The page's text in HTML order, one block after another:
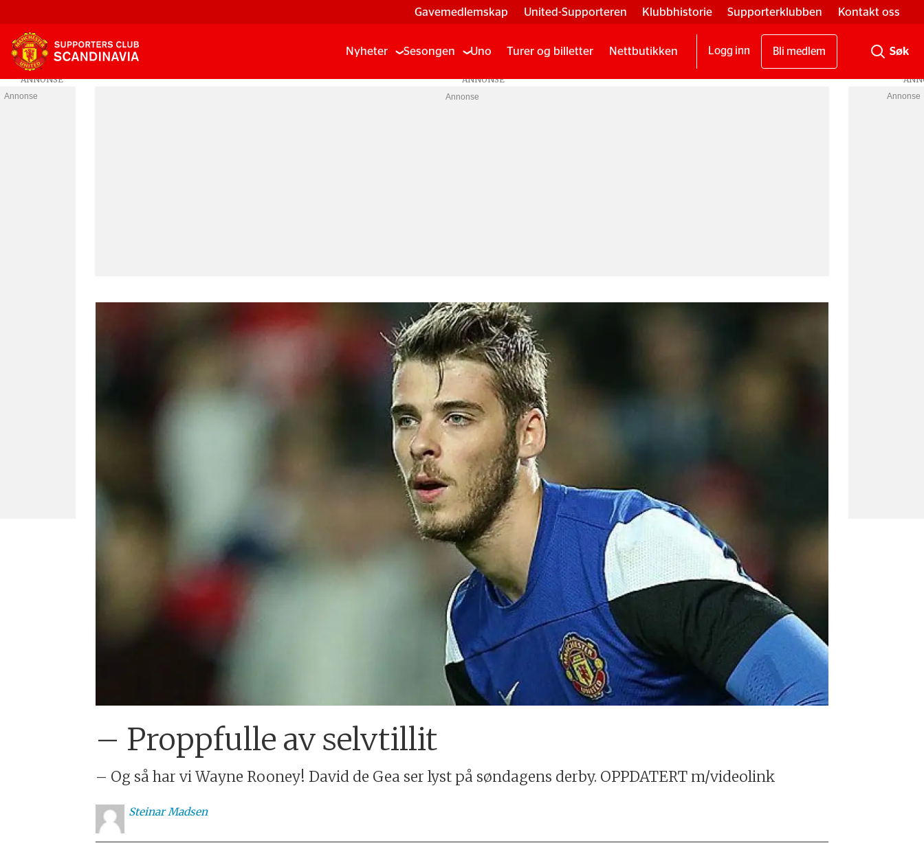
Gavemedlemskap United-Supporteren Klubbhistorie Supporterklubben Kontakt oss
Nyheter Sesongen Uno Turer og billetter Nettbutikken Logg inn Bli medlem
Annonse
– Proppfulle av selvtillit
– Og så har vi Wayne Rooney! David de Gea ser lyst på søndagens derby. OPPDATERT m/videolink
Steinar Madsen
Annonse Annonse